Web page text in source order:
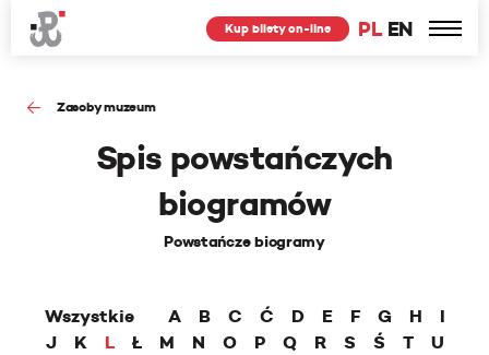
PL EN
Kup bilety on-line
Zasoby muzeum
Spis powstańczych
biogramów
Powstańcze biogramy
Wszystkie A B C Ć D E F G H
I
J
K L Ł M N O P Q R S Ś T
U